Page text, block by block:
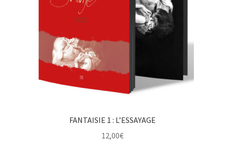
FANTAISIE 1 : L’ESSAYAGE
12,00€